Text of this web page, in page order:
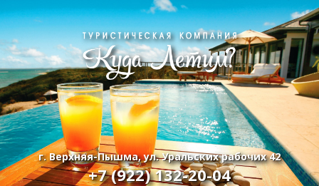
г. Верхняя-Пышма, ул. Уральских рабочих 42
+7 (922) 132-20-04